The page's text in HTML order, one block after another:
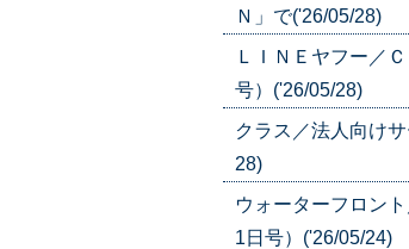
Ｎ」で('26/05/28)
ＬＩＮＥヤフー／
号）('26/05/28)
クラス／法人向け
28)
ウォーターフロン
1日号）('26/05/24)